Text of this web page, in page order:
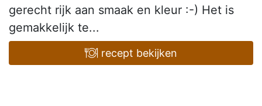
gerecht rijk aan smaak en kleur :-) Het is
gemakkelijk te...
recept bekijken